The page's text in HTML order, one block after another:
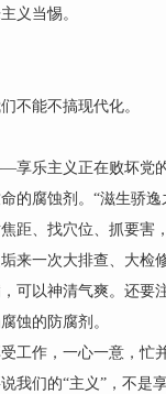
义当惕。
能不搞现代化。
乐主义正在败坏党
的腐蚀剂。“滋生骄
、找穴位、抓要害
一次大排查、大检
可以神清气爽。还要
蚀的防腐剂。
作，一心一意，忙
我们的“主义”，不是